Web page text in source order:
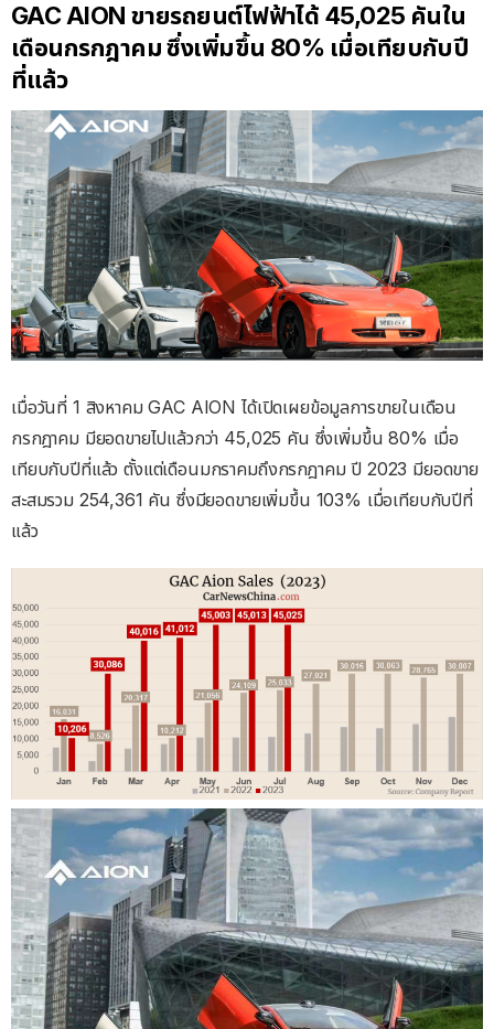
GAC AION ขายรถยนต์ไฟฟ้าได้ 45,025 คันใน
เดือนกรกฎาคม ซึ่งเพิ่มขึ้น 80% เมื่อเทียบกับปี
ที่แล้ว
เมื่อวันที่ 1 สิงหาคม GAC AION ได้เปิดเผยข้อมูลการขายในเดือน
กรกฎาคม มียอดขายไปแล้วกว่า 45,025 คัน ซึ่งเพิ่มขึ้น 80% เมื่อ
เทียบกับปีที่แล้ว ตั้งแต่เดือนมกราคมถึงกรกฎาคม ปี 2023 มียอดขาย
สะสมรวม 254,361 คัน ซึ่งมียอดขายเพิ่มขึ้น 103% เมื่อเทียบกับปีที่
แล้ว